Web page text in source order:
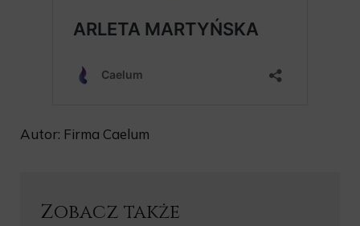
Autor: Firma Caelum
Zobacz także